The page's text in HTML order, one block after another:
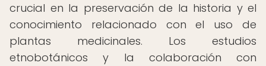
crucial en la preservación de la historia y el
conocimiento relacionado con el uso de
plantas medicinales. Los estudios
etnobotánicos y la colaboración con